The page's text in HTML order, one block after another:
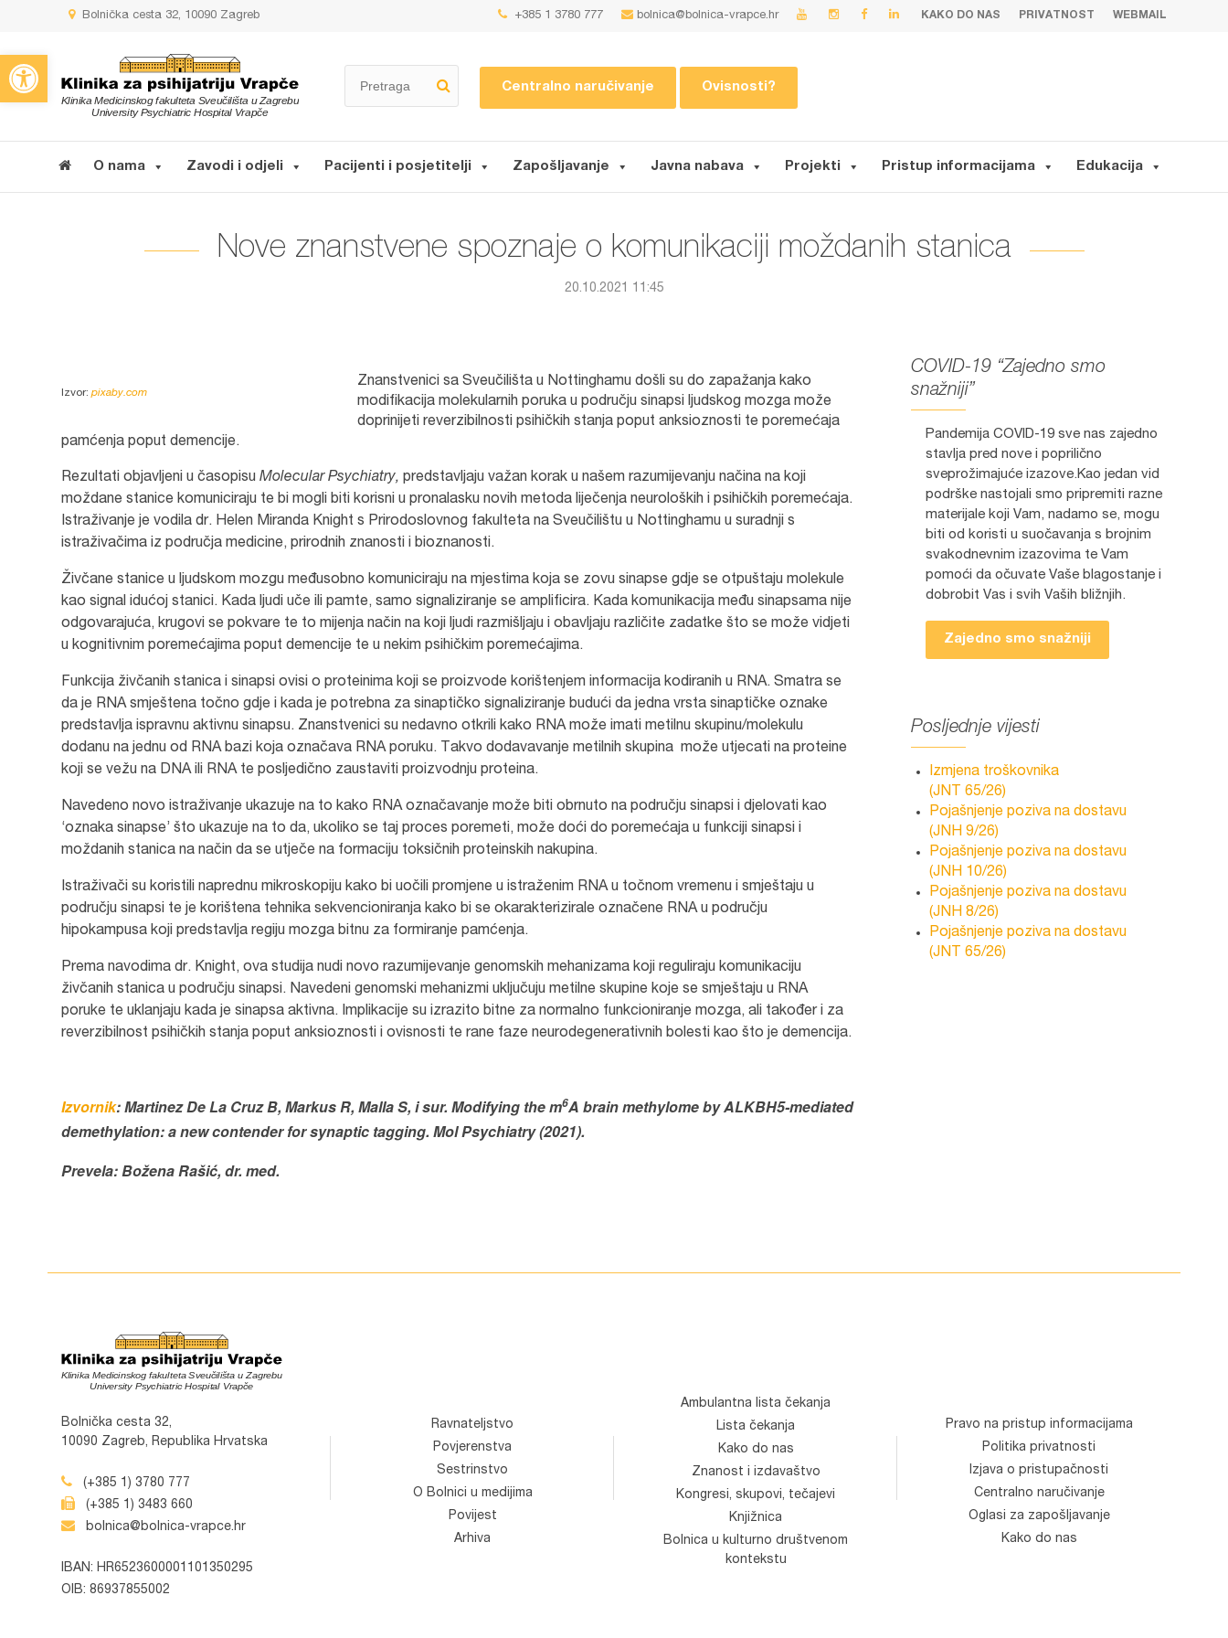
Open toolbar
Bolnička cesta 32, 10090 Zagreb +385 1 3780 777 bolnica@bolnica-vrapce.hr KAKO DO NAS PRIVATNOST WEBMAIL
Centralno naručivanje Ovisnosti?
O nama Zavodi i odjeli Pacijenti i posjetitelji Zapošljavanje Javna nabava Projekti Pristup informacijama Edukacija
Nove znanstvene spoznaje o komunikaciji moždanih stanica
20.10.2021 11:45
Izvor: pixaby.com
Znanstvenici sa Sveučilišta u Nottinghamu došli su do zapažanja kako
modifikacija molekularnih poruka u području sinapsi ljudskog mozga može
doprinijeti reverzibilnosti psihičkih stanja poput anksioznosti te poremećaja
pamćenja poput demencije.
Rezultati objavljeni u časopisu Molecular Psychiatry, predstavljaju važan korak u našem razumijevanju načina na koji
moždane stanice komuniciraju te bi mogli biti korisni u pronalasku novih metoda liječenja neuroloških i psihičkih poremećaja.
Istraživanje je vodila dr. Helen Miranda Knight s Prirodoslovnog fakulteta na Sveučilištu u Nottinghamu u suradnji s
istraživačima iz područja medicine, prirodnih znanosti i bioznanosti.
Živčane stanice u ljudskom mozgu međusobno komuniciraju na mjestima koja se zovu sinapse gdje se otpuštaju molekule
kao signal idućoj stanici. Kada ljudi uče ili pamte, samo signaliziranje se amplificira. Kada komunikacija među sinapsama nije
odgovarajuća, krugovi se pokvare te to mijenja način na koji ljudi razmišljaju i obavljaju različite zadatke što se može vidjeti
u kognitivnim poremećajima poput demencije te u nekim psihičkim poremećajima.
Funkcija živčanih stanica i sinapsi ovisi o proteinima koji se proizvode korištenjem informacija kodiranih u RNA. Smatra se
da je RNA smještena točno gdje i kada je potrebna za sinaptičko signaliziranje budući da jedna vrsta sinaptičke oznake
predstavlja ispravnu aktivnu sinapsu. Znanstvenici su nedavno otkrili kako RNA može imati metilnu skupinu/molekulu
dodanu na jednu od RNA bazi koja označava RNA poruku. Takvo dodavavanje metilnih skupina može utjecati na proteine
koji se vežu na DNA ili RNA te posljedično zaustaviti proizvodnju proteina.
Navedeno novo istraživanje ukazuje na to kako RNA označavanje može biti obrnuto na području sinapsi i djelovati kao
‘oznaka sinapse’ što ukazuje na to da, ukoliko se taj proces poremeti, može doći do poremećaja u funkciji sinapsi i
moždanih stanica na način da se utječe na formaciju toksičnih proteinskih nakupina.
Istraživači su koristili naprednu mikroskopiju kako bi uočili promjene u istraženim RNA u točnom vremenu i smještaju u
području sinapsi te je korištena tehnika sekvencioniranja kako bi se okarakterizirale označene RNA u području
hipokampusa koji predstavlja regiju mozga bitnu za formiranje pamćenja.
Prema navodima dr. Knight, ova studija nudi novo razumijevanje genomskih mehanizama koji reguliraju komunikaciju
živčanih stanica u području sinapsi. Navedeni genomski mehanizmi uključuju metilne skupine koje se smještaju u RNA
poruke te uklanjaju kada je sinapsa aktivna. Implikacije su izrazito bitne za normalno funkcioniranje mozga, ali također i za
reverzibilnost psihičkih stanja poput anksioznosti i ovisnosti te rane faze neurodegenerativnih bolesti kao što je demencija.
Izvornik: Martinez De La Cruz B, Markus R, Malla S, i sur. Modifying the m6A brain methylome by ALKBH5-mediated
demethylation: a new contender for synaptic tagging. Mol Psychiatry (2021).
Prevela: Božena Rašić, dr. med.
COVID-19 “Zajedno smo
snažniji”
Pandemija COVID-19 sve nas zajedno
stavlja pred nove i poprilično
sveprožimajuće izazove.Kao jedan vid
podrške nastojali smo pripremiti razne
materijale koji Vam, nadamo se, mogu
biti od koristi u suočavanja s brojnim
svakodnevnim izazovima te Vam
pomoći da očuvate Vaše blagostanje i
dobrobit Vas i svih Vaših bližnjih.
Zajedno smo snažniji
Posljednje vijesti
Izmjena troškovnika
(JNT 65/26)
Pojašnjenje poziva na dostavu
(JNH 9/26)
Pojašnjenje poziva na dostavu
(JNH 10/26)
Pojašnjenje poziva na dostavu
(JNH 8/26)
Pojašnjenje poziva na dostavu
(JNT 65/26)
Bolnička cesta 32,
10090 Zagreb, Republika Hrvatska
(+385 1) 3780 777
(+385 1) 3483 660
bolnica@bolnica-vrapce.hr
IBAN: HR6523600001101350295
OIB: 86937855002
Ravnateljstvo
Povjerenstva
Sestrinstvo
O Bolnici u medijima
Povijest
Arhiva
Ambulantna lista čekanja
Lista čekanja
Kako do nas
Znanost i izdavaštvo
Kongresi, skupovi, tečajevi
Knjižnica
Bolnica u kulturno društvenom
kontekstu
Pravo na pristup informacijama
Politika privatnosti
Izjava o pristupačnosti
Centralno naručivanje
Oglasi za zapošljavanje
Kako do nas